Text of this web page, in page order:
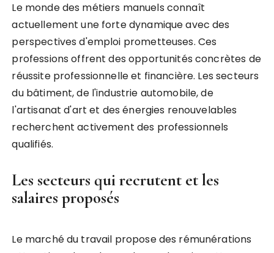
Le monde des métiers manuels connaît
actuellement une forte dynamique avec des
perspectives d'emploi prometteuses. Ces
professions offrent des opportunités concrètes de
réussite professionnelle et financière. Les secteurs
du bâtiment, de l'industrie automobile, de
l'artisanat d'art et des énergies renouvelables
recherchent activement des professionnels
qualifiés.
Les secteurs qui recrutent et les
salaires proposés
Le marché du travail propose des rémunérations